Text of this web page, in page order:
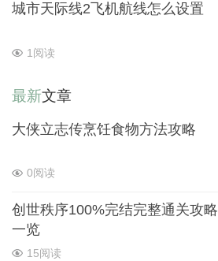
城市天际线2飞机航线怎么设置
1阅读
最新文章
大侠立志传烹饪食物方法攻略
0阅读
创世秩序100%完结完整通关攻略
一览
15阅读